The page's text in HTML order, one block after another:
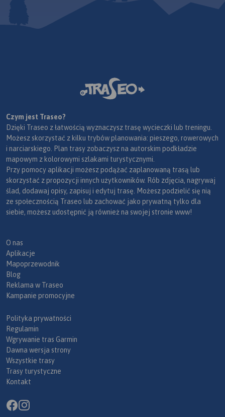
Czym jest Traseo?
Dzięki Traseo z łatwością wyznaczysz trasę wycieczki lub treningu.
Możesz skorzystać z kilku trybów planowania: pieszego, rowerowych
i narciarskiego. Plan trasy zobaczysz na autorskim podkładzie
mapowym z kolorowymi szlakami turystycznymi.
Przy pomocy aplikacji możesz podążać zaplanowaną trasą lub
skorzystać z propozycji innych użytkowników. Rób zdjęcia, nagrywaj
ślad, dodawaj opisy, zapisuj i edytuj trasę. Możesz podzielić się nią
ze społecznością Traseo lub zachować jako prywatną tylko dla
siebie, możesz udostępnić ją również na swojej stronie www!
O nas
Aplikacje
Mapoprzewodnik
Blog
Reklama w Traseo
Kampanie promocyjne
Polityka prywatności
Regulamin
Wgrywanie tras Garmin
Dawna wersja strony
Wszystkie trasy
Trasy turystyczne
Kontakt